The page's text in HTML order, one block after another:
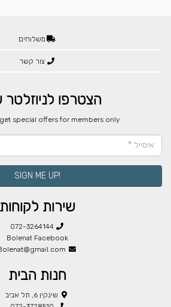
משלוחים
צור קשר
הצטרפו לניוזלטר
special offers for members only
!SIGN ME UP
שירות לקוחות
072-3264144
Bolenat Facebook
חנות הבית
שינקין 6, תל אביב